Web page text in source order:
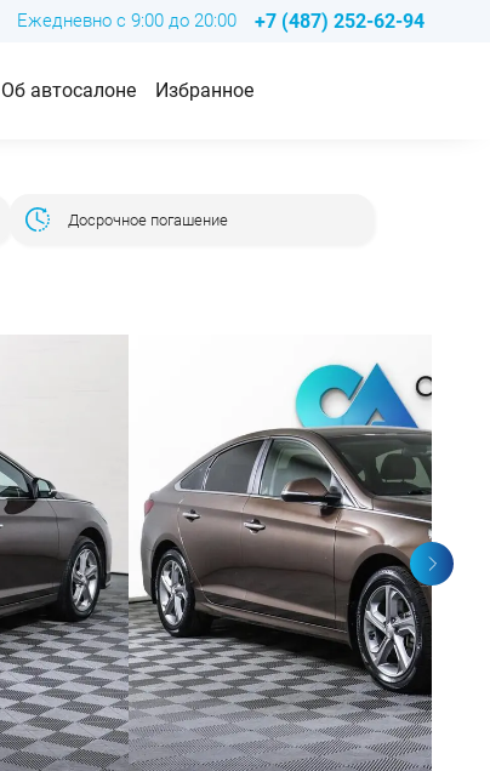
Ежедневно с 9:00 до 20:00 +7 (487) 252-62-94
Об автосалоне Избранное
Досрочное погашение